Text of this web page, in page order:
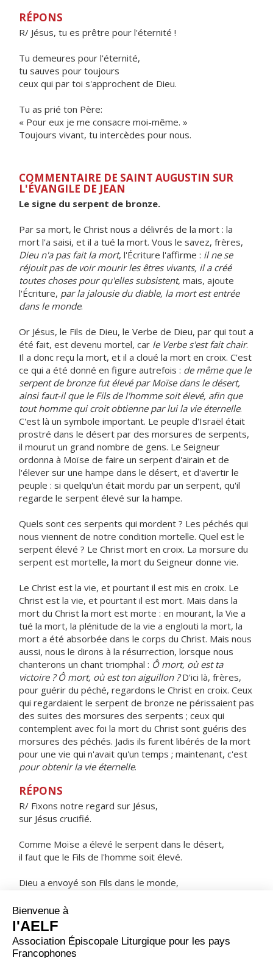
RÉPONS
R/ Jésus, tu es prêtre pour l'éternité !
Tu demeures pour l'éternité,
tu sauves pour toujours
ceux qui par toi s'approchent de Dieu.
Tu as prié ton Père:
« Pour eux je me consacre moi-même. »
Toujours vivant, tu intercèdes pour nous.
COMMENTAIRE DE SAINT AUGUSTIN SUR
L'ÉVANGILE DE JEAN
Le signe du serpent de bronze.
Par sa mort, le Christ nous a délivrés de la mort : la
mort l'a saisi, et il a tué la mort. Vous le savez, frères,
Dieu n'a pas fait la mort, l'Écriture l'affirme : il ne se
réjouit pas de voir mourir les êtres vivants, il a créé
toutes choses pour qu'elles subsistent, mais, ajoute
l'Écriture, par la jalousie du diable, la mort est entrée
dans le monde.
Or Jésus, le Fils de Dieu, le Verbe de Dieu, par qui tout a
été fait, est devenu mortel, car le Verbe s'est fait chair.
Il a donc reçu la mort, et il a cloué la mort en croix. C'est
ce qui a été donné en figure autrefois : de même que le
serpent de bronze fut élevé par Moïse dans le désert,
ainsi faut-il que le Fils de l'homme soit élevé, afin que
tout homme qui croit obtienne par lui la vie éternelle.
C'est là un symbole important. Le peuple d'Israël était
prostré dans le désert par des morsures de serpents,
il mourut un grand nombre de gens. Le Seigneur
ordonna à Moïse de faire un serpent d'airain et de
l'élever sur une hampe dans le désert, et d'avertir le
peuple : si quelqu'un était mordu par un serpent, qu'il
regarde le serpent élevé sur la hampe.
Quels sont ces serpents qui mordent ? Les péchés qui
nous viennent de notre condition mortelle. Quel est le
serpent élevé ? Le Christ mort en croix. La morsure du
serpent est mortelle, la mort du Seigneur donne vie.
Le Christ est la vie, et pourtant il est mis en croix. Le
Christ est la vie, et pourtant il est mort. Mais dans la
mort du Christ la mort est morte : en mourant, la Vie a
tué la mort, la plénitude de la vie a englouti la mort, la
mort a été absorbée dans le corps du Christ. Mais nous
aussi, nous le dirons à la résurrection, lorsque nous
chanterons un chant triomphal : Ô mort, où est ta
victoire ? Ô mort, où est ton aiguillon ?D'ici là, frères,
pour guérir du péché, regardons le Christ en croix. Ceux
qui regardaient le serpent de bronze ne périssaient pas
des suites des morsures des serpents ; ceux qui
contemplent avec foi la mort du Christ sont guéris des
morsures des péchés. Jadis ils furent libérés de la mort
pour une vie qui n'avait qu'un temps ; maintenant, c'est
pour obtenir la vie éternelle.
RÉPONS
R/ Fixons notre regard sur Jésus,
sur Jésus crucifié.
Comme Moïse a élevé le serpent dans le désert,
il faut que le Fils de l'homme soit élevé.
Dieu a envoyé son Fils dans le monde,
ORAISON
Dieu qui as réconcilié avec toi toute l'humanité en lui